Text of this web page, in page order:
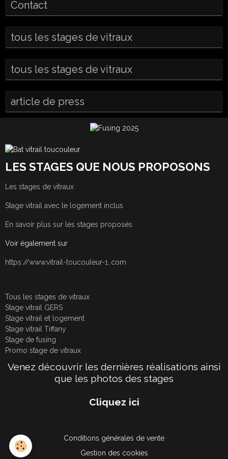
Contact
tous les stages de vitraux
tous les stages de vitraux
article de press
LES STAGES QUE NOUS PROPOSONS
Les stages de vitraux
Stage vitrail avec le logement inclus
En savoir plus sur les stages proposés
Voir également sur
https://www.vitrail-toucouleur-1..com
Tous les stages de vitraux
Stage vitrail GERS
Stage vitrail et logement
Stage vitrail Tiffany
Stage de fusing
Promo stage de vitraux
Venez découvrir les dernières réalisations ainsi
que les photos des stages
Cliquez ici
Conditions générales de vente
Gestion des cookies